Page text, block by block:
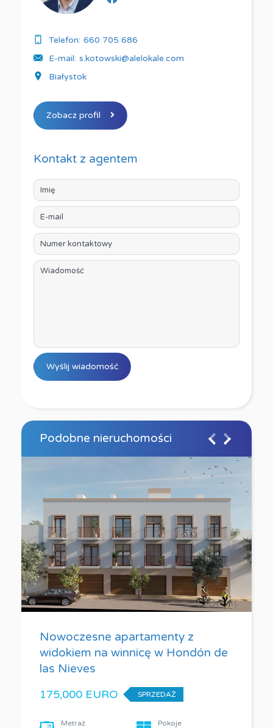
Telefon: 660 705 686
E-mail: s.kotowski@alelokale.com
Białystok
Zobacz profil
Kontakt z agentem
Podobne nieruchomości
Nowoczesne apartamenty z
widokiem na winnicę w Hondón de
las Nieves
175,000 EURO
SPRZEDAŻ
Metraż Pokoje